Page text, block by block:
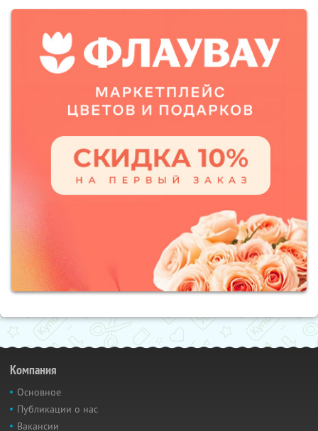
Компания
Основное
Публикации о нас
Вакансии